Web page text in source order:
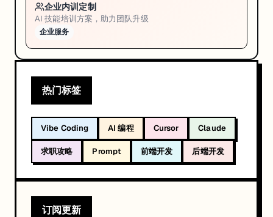
企业内训定制
AI 技能培训方案，助力团队升级
企业服务
热门标签
Vibe Coding AI 编程 Cursor Claude
求职攻略 Prompt 前端开发 后端开发
订阅更新